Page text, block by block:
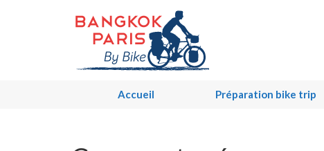
Accueil Préparation bike trip